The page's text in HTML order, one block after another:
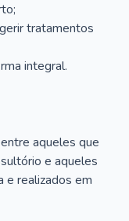
tratamentos
integral.
aqueles que
e aqueles
e realizados em